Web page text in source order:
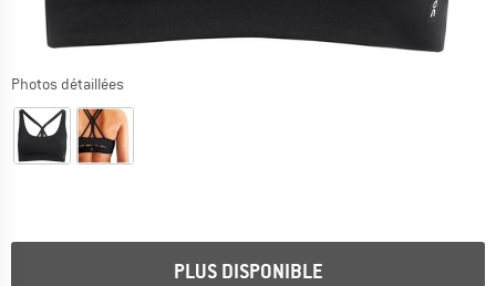
Photos détaillées
PLUS DISPONIBLE